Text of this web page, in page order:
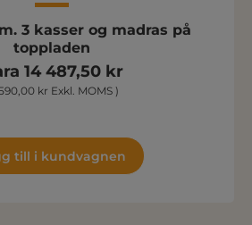
3 kasser og madras på
toppladen
14 487,50 kr
590,00 kr Exkl. MOMS )
till i kundvagnen